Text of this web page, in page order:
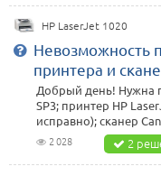
HP LaserJet 1020
Невозможность
принтера и
Добрый день! Нужна
SP3; принтер HP
исправно); сканер
2 028 2